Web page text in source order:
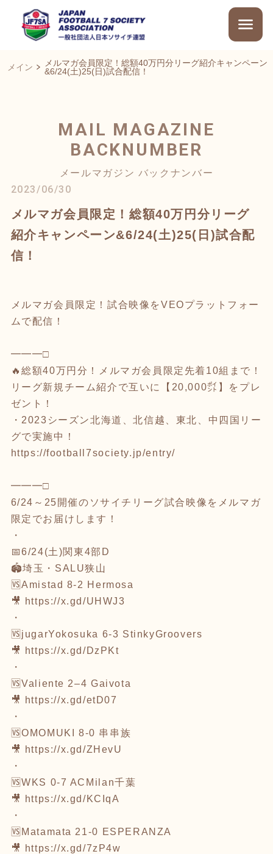
メイン
メルマガ会員限定！総額40万円分リーグ紹介キャンペーン
&6/24(土)25(日)試合配信！
MAIL MAGAZINE
BACKNUMBER
メールマガジン バックナンバー
2023/06/30
メルマガ会員限定！総額40万円分リーグ
紹介キャンペーン&6/24(土)25(日)試合配
信！
メルマガ会員限定！試合映像をVEOプラットフォー
ムで配信！
━━━□
🔥総額40万円分！メルマガ会員限定先着10組まで！
リーグ新規チーム紹介で互いに【20,000㌽】をプレ
ゼント！
・2023シーズン北海道、北信越、東北、中四国リー
グで実施中！
https://football7society.jp/entry/
━━━□
6/24～25開催のソサイチリーグ試合映像をメルマガ
限定でお届けします！
・
📅6/24(土)関東4部D
🏟埼玉・SALU狭山
🆚Amistad 8-2 Hermosa
🎥
https://x.gd/UHWJ3
・
🆚jugarYokosuka 6-3 StinkyGroovers
🎥
https://x.gd/DzPKt
・
🆚Valiente 2–4 Gaivota
🎥
https://x.gd/etD07
・
🆚OMOMUKI 8-0 串串族
🎥
https://x.gd/ZHevU
・
🆚WKS 0-7 ACMilan千葉
🎥
https://x.gd/KCIqA
・
🆚Matamata 21-0 ESPERANZA
🎥
https://x.gd/7zP4w